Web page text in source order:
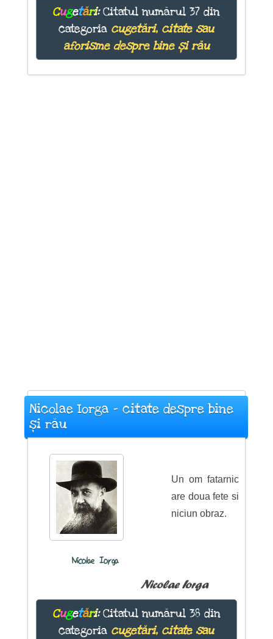
Cugetări:Citatul numărul 37 din
categoria cugetări, citate sau
aforisme despre bine și rău
Nicolae Iorga - citate despre bine
și rău
Nicolae Iorga
Un om fatarnic
are doua fete si
niciun obraz.
Nicolae Iorga
Cugetări:Citatul numărul 38 din
categoria cugetări, citate sau